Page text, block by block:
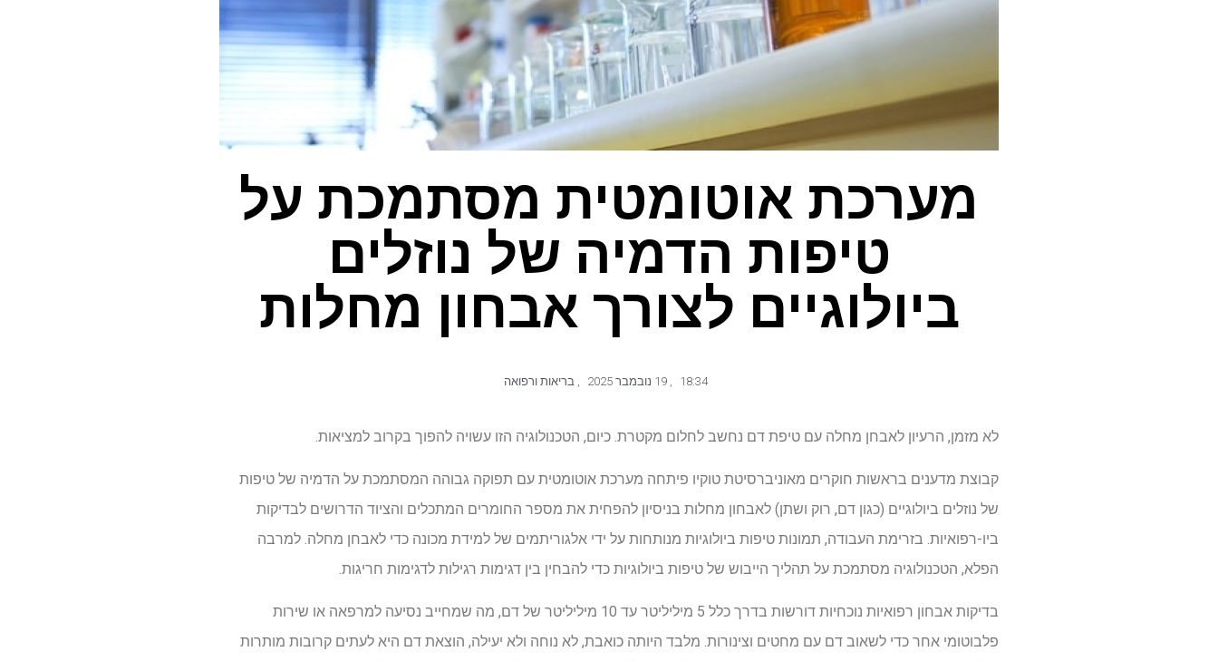
מערכת אוטומטית מסתמכת על
טיפות הדמיה של נוזלים
ביולוגיים לצורך אבחון מחלות
18:34
, 19 נובמבר 2025 , בריאות ורפואה
לא מזמן, הרעיון לאבחן מחלה עם טיפת דם נחשב לחלום מקטרת. כיום, הטכנולוגיה הזו עשויה להפוך בקרוב למציאות.
קבוצת מדענים בראשות חוקרים מאוניברסיטת טוקיו פיתחה מערכת אוטומטית עם תפוקה גבוהה המסתמכת על הדמיה של טיפות
של נוזלים ביולוגיים (כגון דם, רוק ושתן) לאבחון מחלות בניסיון להפחית את מספר החומרים המתכלים והציוד הדרושים לבדיקות
ביו-רפואיות. בזרימת העבודה, תמונות טיפות ביולוגיות מנותחות על ידי אלגוריתמים של למידת מכונה כדי לאבחן מחלה. למרבה
הפלא, הטכנולוגיה מסתמכת על תהליך הייבוש של טיפות ביולוגיות כדי להבחין בין דגימות רגילות לדגימות חריגות.
בדיקות אבחון רפואיות נוכחיות דורשות בדרך כלל 5 מיליליטר עד 10 מיליליטר של דם, מה שמחייב נסיעה למרפאה או שירות
פלבוטומי אחר כדי לשאוב דם עם מחטים וצינורות. מלבד היותה כואבת, לא נוחה ולא יעילה, הוצאת דם היא לעתים קרובות מותרות